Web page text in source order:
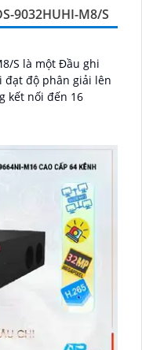
9032HUHI-M8/S
S là một Đầu ghi
độ phân giải lên